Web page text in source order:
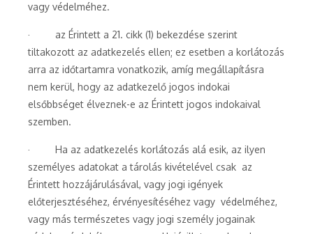
vagy védelméhez.
· az Érintett a 21. cikk (1) bekezdése szerint
tiltakozott az adatkezelés ellen; ez esetben a korlátozás
arra az időtartamra vonatkozik, amíg megállapításra
nem kerül, hogy az adatkezelő jogos indokai
elsőbbséget élveznek-e az Érintett jogos indokaival
szemben.
· Ha az adatkezelés korlátozás alá esik, az ilyen
személyes adatokat a tárolás kivételével csak az
Érintett hozzájárulásával, vagy jogi igények
előterjesztéséhez, érvényesítéséhez vagy védelméhez,
vagy más természetes vagy jogi személy jogainak